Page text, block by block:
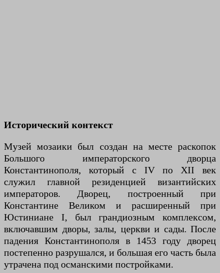
Исторический контекст
Музей мозаики был создан на месте раскопок
Большого императорского дворца
Константинополя, который с IV по XII век
служил главной резиденцией византийских
императоров. Дворец, построенный при
Константине Великом и расширенный при
Юстиниане I, был грандиозным комплексом,
включавшим дворы, залы, церкви и сады. После
падения Константинополя в 1453 году дворец
постепенно разрушался, и большая его часть была
утрачена под османскими постройками.